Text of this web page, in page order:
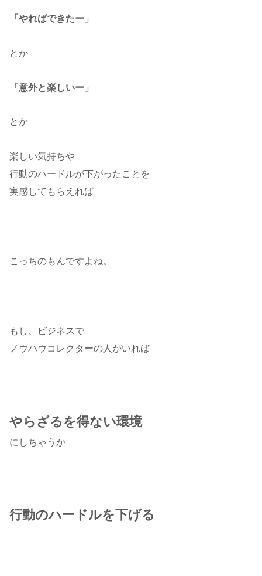
「やればできたー」
とか
「意外と楽しいー」
とか
楽しい気持ちや
行動のハードルが下がったことを
実感してもらえれば
こっちのもんですよね。
もし、ビジネスで
ノウハウコレクターの人がいれば
やらざるを得ない環境
にしちゃうか
行動のハードルを下げる